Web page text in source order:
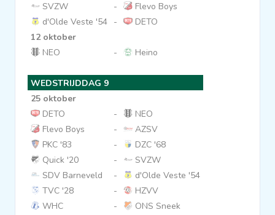
SVZW
-
Flevo Boys
d'Olde Veste '54 -
DETO
12 oktober
NEO
- Heino
WEDSTRIJDDAG 9
25 oktober
DETO
-
NEO
Flevo Boys
-
AZSV
PKC '83
-
DZC '68
Quick '20
-
SVZW
SDV Barneveld
-
d'Olde Veste '54
TVC '28
-
HZVV
WHC
- ONS Sneek